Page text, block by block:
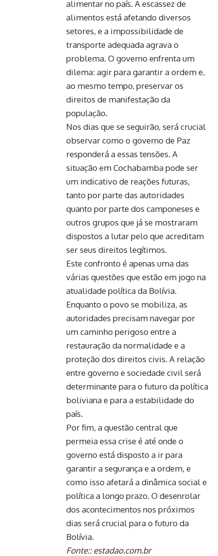
alimentar no país. A escassez de
alimentos está afetando diversos
setores, e a impossibilidade de
transporte adequada agrava o
problema. O governo enfrenta um
dilema: agir para garantir a ordem e,
ao mesmo tempo, preservar os
direitos de manifestação da
população.
Nos dias que se seguirão, será crucial
observar como o governo de Paz
responderá a essas tensões. A
situação em Cochabamba pode ser
um indicativo de reações futuras,
tanto por parte das autoridades
quanto por parte dos camponeses e
outros grupos que já se mostraram
dispostos a lutar pelo que acreditam
ser seus direitos legítimos.
Este confronto é apenas uma das
várias questões que estão em jogo na
atualidade política da Bolívia.
Enquanto o povo se mobiliza, as
autoridades precisam navegar por
um caminho perigoso entre a
restauração da normalidade e a
proteção dos direitos civis. A relação
entre governo e sociedade civil será
determinante para o futuro da política
boliviana e para a estabilidade do
país.
Por fim, a questão central que
permeia essa crise é até onde o
governo está disposto a ir para
garantir a segurança e a ordem, e
como isso afetará a dinâmica social e
política a longo prazo. O desenrolar
dos acontecimentos nos próximos
dias será crucial para o futuro da
Bolívia.
Fonte::estadao.com.br